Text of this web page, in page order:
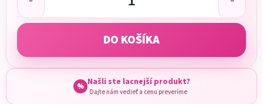
DO KOŠÍKA
% Našli ste lacnejší produkt?
Dajte nám vedieť a cenu preveríme